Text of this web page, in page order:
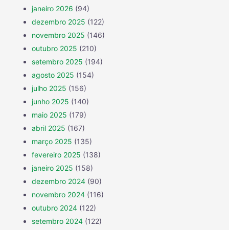
janeiro 2026 (94)
dezembro 2025 (122)
novembro 2025 (146)
outubro 2025 (210)
setembro 2025 (194)
agosto 2025 (154)
julho 2025 (156)
junho 2025 (140)
maio 2025 (179)
abril 2025 (167)
março 2025 (135)
fevereiro 2025 (138)
janeiro 2025 (158)
dezembro 2024 (90)
novembro 2024 (116)
outubro 2024 (122)
setembro 2024 (122)